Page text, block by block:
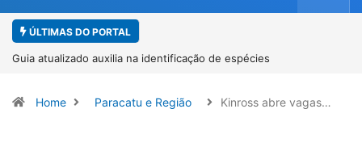
ÚLTIMAS DO PORTAL
Kinross inicia rastreamento digital de 10 mil mudas usadas na
Home Paracatu e Região Kinross abre vagas…